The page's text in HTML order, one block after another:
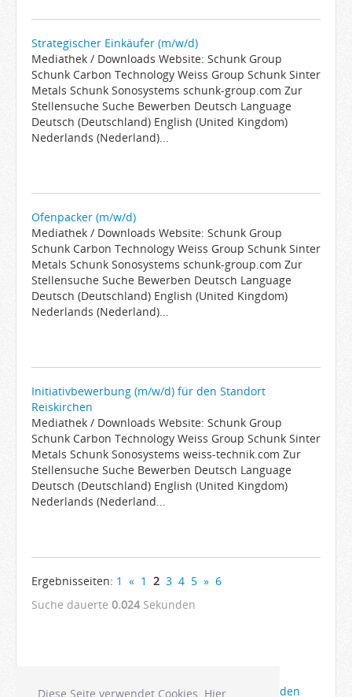
Diese Seite verwendet Cookies. Hier
Strategischer Einkäufer (m/w/d)
Mediathek / Downloads Website: Schunk Group
Schunk Carbon Technology Weiss Group Schunk Sinter
Metals Schunk Sonosystems schunk-group.com Zur
Stellensuche Suche Bewerben Deutsch Language
Deutsch (Deutschland) English (United Kingdom)
Nederlands (Nederland)...
Ofenpacker (m/w/d)
Mediathek / Downloads Website: Schunk Group
Schunk Carbon Technology Weiss Group Schunk Sinter
Metals Schunk Sonosystems schunk-group.com Zur
Stellensuche Suche Bewerben Deutsch Language
Deutsch (Deutschland) English (United Kingdom)
Nederlands (Nederland)...
Initiativbewerbung (m/w/d) für den Standort
Reiskirchen
Mediathek / Downloads Website: Schunk Group
Schunk Carbon Technology Weiss Group Schunk Sinter
Metals Schunk Sonosystems weiss-technik.com Zur
Stellensuche Suche Bewerben Deutsch Language
Deutsch (Deutschland) English (United Kingdom)
Nederlands (Nederland...
Ergebnisseiten: 1 « 1 2 3 4 5 » 6
Suche dauerte 0.024Sekunden
Die Anzeigen Ihrer Firma bei Joboter anmelden